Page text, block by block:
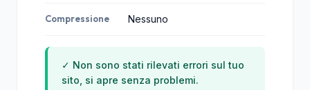
Compressione Nessuno
✓ Non sono stati rilevati errori sul tuo
sito, si apre senza problemi.